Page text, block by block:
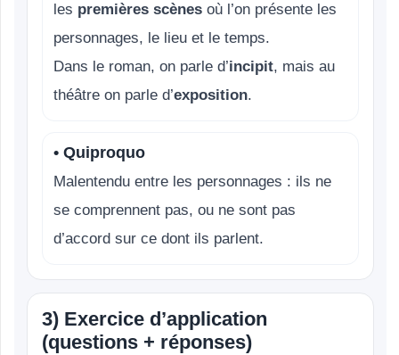
les premières scènes où l’on présente les
personnages, le lieu et le temps.
Dans le roman, on parle d’incipit, mais au
théâtre on parle d’exposition.
• Quiproquo
Malentendu entre les personnages : ils ne
se comprennent pas, ou ne sont pas
d’accord sur ce dont ils parlent.
3) Exercice d’application
(questions + réponses)